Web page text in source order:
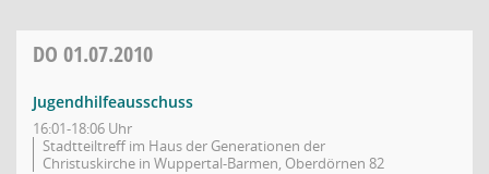
DO 01.07.2010
Jugendhilfeausschuss
16:01-18:06 Uhr
Stadtteiltreff im Haus der Generationen der
Christuskirche in Wuppertal-Barmen, Oberdörnen 82